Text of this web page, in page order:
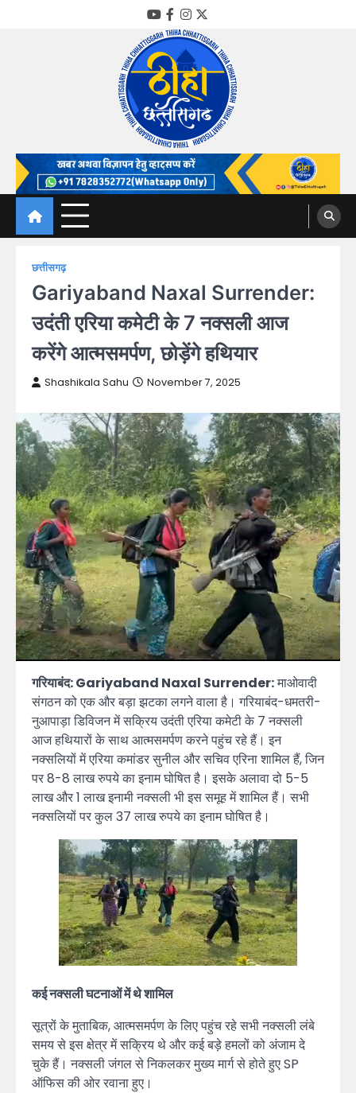
YouTube
Facebook
Instagram
Twitter
Thiha Chhattisgarh
गोठ जन-जन के
छत्तीसगढ़
Gariyaband Naxal Surrender:
उदंती एरिया कमेटी के 7 नक्सली आज
करेंगे आत्मसमर्पण, छोड़ेंगे हथियार
Shashikala Sahu November 7, 2025
गरियाबंद: Gariyaband Naxal Surrender:माओवादी
संगठन को एक और बड़ा झटका लगने वाला है। गरियाबंद-धमतरी-
नुआपाड़ा डिविजन में सक्रिय उदंती एरिया कमेटी के 7 नक्सली
आज हथियारों के साथ आत्मसमर्पण करने पहुंच रहे हैं। इन
नक्सलियों में एरिया कमांडर सुनील और सचिव एरिना शामिल हैं, जिन
पर 8-8 लाख रुपये का इनाम घोषित है। इसके अलावा दो 5-5
लाख और 1 लाख इनामी नक्सली भी इस समूह में शामिल हैं। सभी
नक्सलियों पर कुल 37 लाख रुपये का इनाम घोषित है।
कई नक्सली घटनाओं में थे शामिल
सूत्रों के मुताबिक, आत्मसमर्पण के लिए पहुंच रहे सभी नक्सली लंबे
समय से इस क्षेत्र में सक्रिय थे और कई बड़े हमलों को अंजाम दे
चुके हैं। नक्सली जंगल से निकलकर मुख्य मार्ग से होते हुए SP
ऑफिस की ओर रवाना हुए।